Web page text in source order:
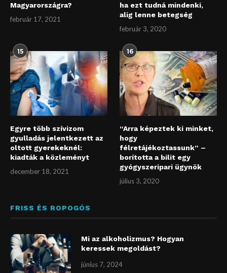
Magyarországra?
február 17, 2021
ha ezt tudná mindenki,
alig lenne betegség
február 3, 2020
15
Egyre több szívizom
gyulladás jelentkezett az
oltott gyerekeknél:
kiadták a közleményt
december 18, 2021
16
“Arra képeztek ki minket,
hogy
félretájékoztassunk” –
borította a bilit egy
gyógyszeripari ügynök
július 3, 2020
FRISS ÉS ROPOGÓS
Mi az alkoholizmus? Hogyan
keressek megoldást?
június 7, 2024